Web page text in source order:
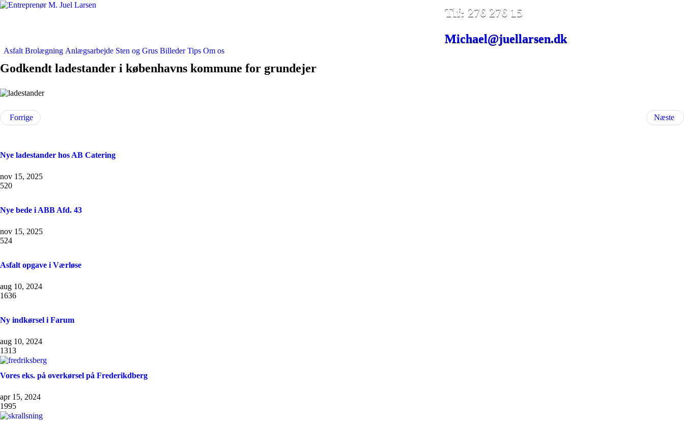
​Tlf: 276 276 15
Michael@juellarsen.dk
Asfalt Brolægning Anlægsarbejde Sten og Grus Billeder Tips Om os
Godkendt ladestander i københavns kommune for grundejer
Forrige Næste
Nye ladestander hos AB Catering
nov 15, 2025
520
Nye bede i ABB Afd. 43
nov 15, 2025
524
Asfalt opgave i Værløse
aug 10, 2024
1636
Ny indkørsel i Farum
aug 10, 2024
1313
Vores eks. på overkørsel på Frederikdberg
apr 15, 2024
1995